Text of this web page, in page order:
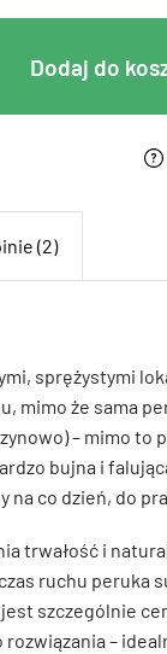
Dodaj do
(2)
sprężystymi
że sama
– mimo to
bujna i
co dzień, do
trwałość i
ruchu peruka
szczególnie
–